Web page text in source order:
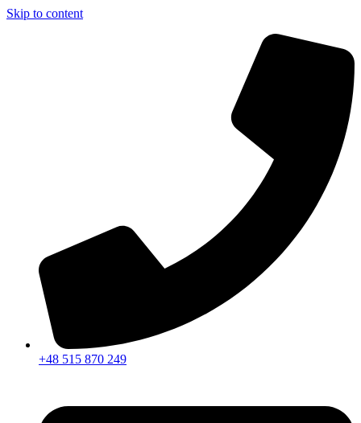
Skip to content
+48 515 870 249